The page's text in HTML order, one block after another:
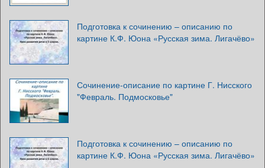
Подготовка к сочинению – описанию по
картине К.Ф. Юона «Русская зима. Лигачёво»
Сочинение-описание по картине Г. Нисского
"Февраль. Подмосковье"
Подготовка к сочинению – описанию по
картине К.Ф. Юона «Русская зима. Лигачёво»